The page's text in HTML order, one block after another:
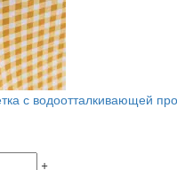
с водоотталкивающей
+